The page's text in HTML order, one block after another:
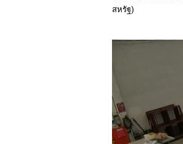
สหรัฐ)